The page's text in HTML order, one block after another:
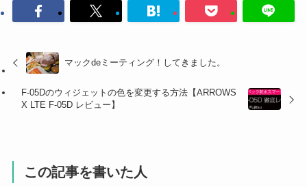
マックdeミーティング！してきました。
F-05Dのウィジェットの色を変更する方法【ARROWS
X LTE F-05D レビュー】
この記事を書いた人